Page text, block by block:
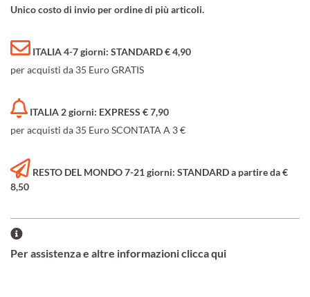
Unico costo di invio per ordine di più articoli.
ITALIA 4-7 giorni: STANDARD € 4,90
per acquisti da 35 Euro GRATIS
ITALIA 2 giorni: EXPRESS € 7,90
per acquisti da 35 Euro SCONTATA A 3 €
RESTO DEL MONDO 7-21 giorni: STANDARD a partire da €
8,50
Per assistenza e altre informazioni clicca qui